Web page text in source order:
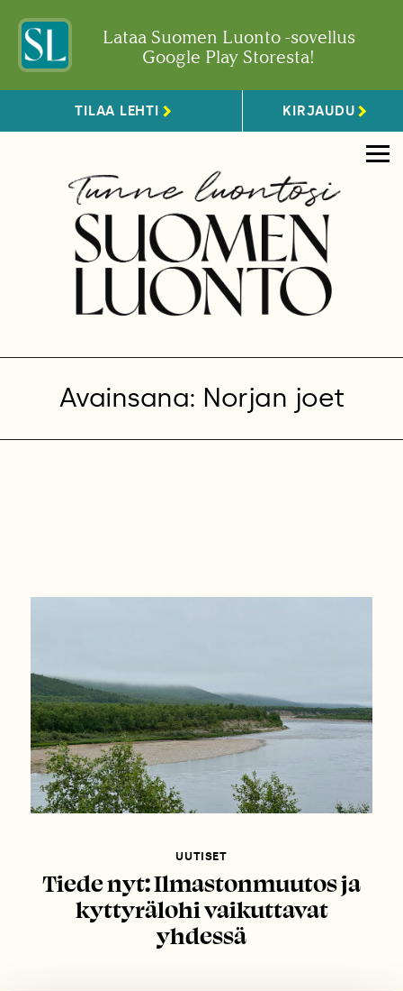
Lataa Suomen Luonto -sovellus
Google Play Storesta!
TILAA LEHTI KIRJAUDU
Avainsana: Norjan joet
UUTISET
Tiede nyt: Ilmastonmuutos ja
kyttyrälohi vaikuttavat
yhdessä